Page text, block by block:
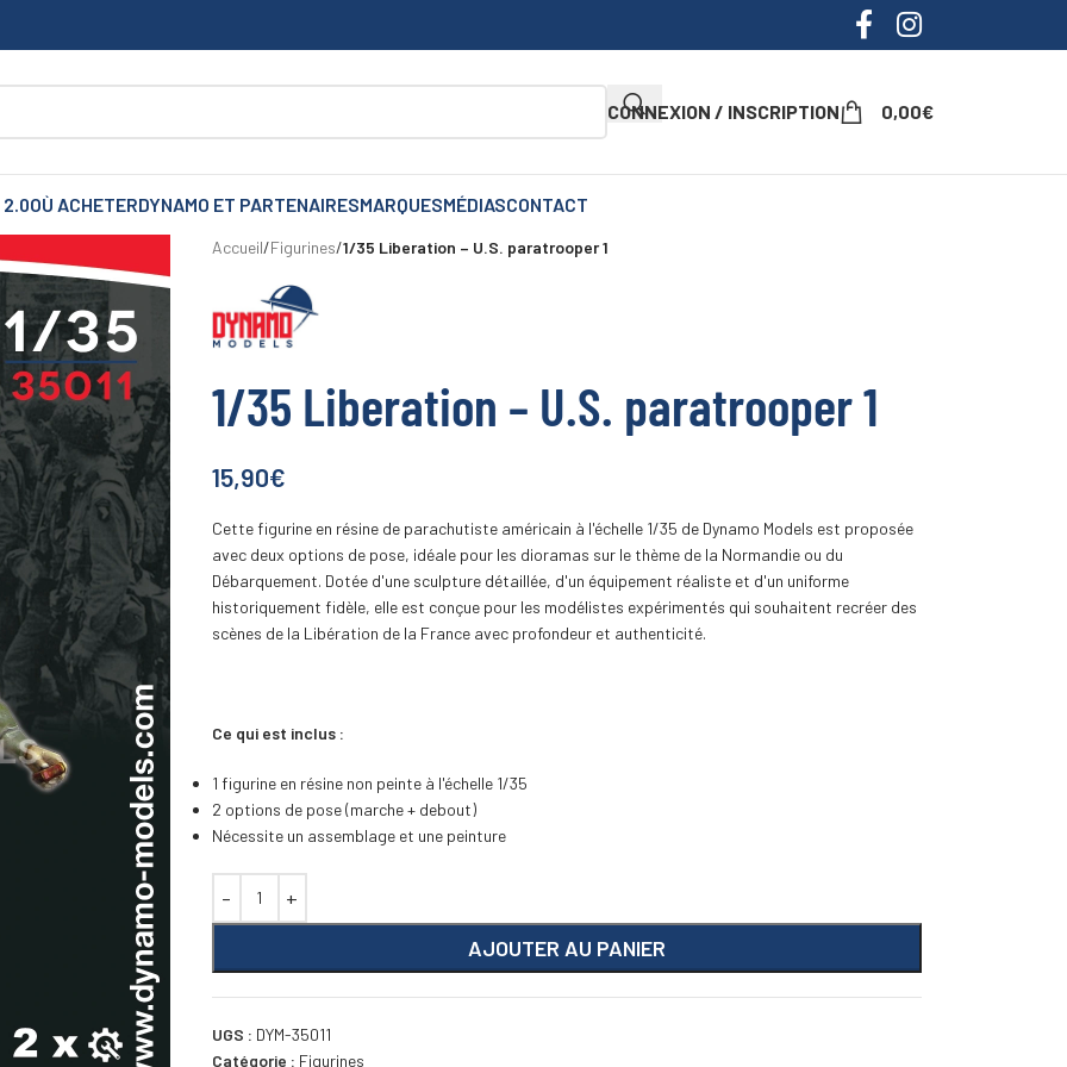
CONNEXION / INSCRIPTION 0,00€
2.0OÙ ACHETERDYNAMO ET PARTENAIRESMARQUESMÉDIASCONTACT
Accueil/Figurines/1/35 Liberation – U.S. paratrooper 1
1/35 Liberation – U.S. paratrooper 1
15,90€
Cette figurine en résine de parachutiste américain à l'échelle 1/35 de Dynamo Models est proposée
avec deux options de pose, idéale pour les dioramas sur le thème de la Normandie ou du
Débarquement. Dotée d'une sculpture détaillée, d'un équipement réaliste et d'un uniforme
historiquement fidèle, elle est conçue pour les modélistes expérimentés qui souhaitent recréer des
scènes de la Libération de la France avec profondeur et authenticité.
Ce qui est inclus :
1 figurine en résine non peinte à l'échelle 1/35
2 options de pose (marche + debout)
Nécessite un assemblage et une peinture
AJOUTER AU PANIER
UGS : DYM-35011
Catégorie : Figurines